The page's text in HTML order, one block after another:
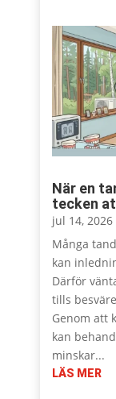
När en
tecken
jul 14, 2026
Många
kan
Därför
tills
Genom att
kan
minskar...
LÄS MER